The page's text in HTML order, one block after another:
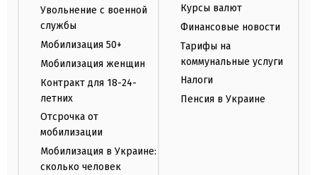
Увольнение с военной
службы
Мобилизация 50+
Мобилизация женщин
Контракт для 18-24-
летних
Отсрочка от
мобилизации
Мобилизация в Украине:
сколько человек
Курсы валют
Финансовые новости
Тарифы на
коммунальные услуги
Налоги
Пенсия в Украине